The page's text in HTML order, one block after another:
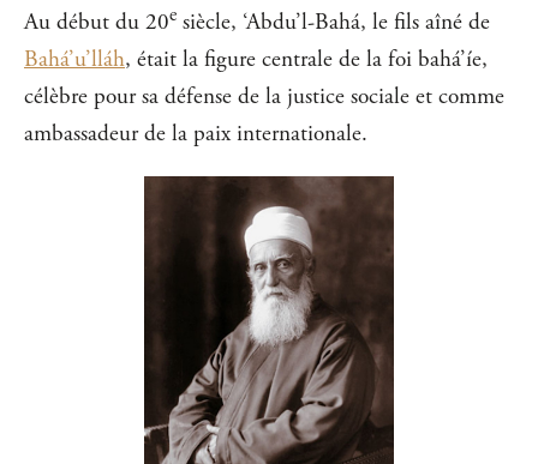
Au début du 20e siècle, ‘Abdu’l-Bahá, le fils aîné de
Bahá’u’lláh, était la figure centrale de la foi bahá’íe,
célèbre pour sa défense de la justice sociale et comme
ambassadeur de la paix internationale.